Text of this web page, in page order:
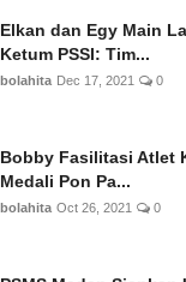
Elkan dan Egy Main
Ketum PSSI: Tim...
bolahita Dec 17, 2021 0
Bobby Fasilitasi Atlet
Medali Pon Pa...
bolahita Oct 26, 2021 0